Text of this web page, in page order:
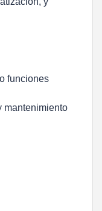
funciones
mantenimiento